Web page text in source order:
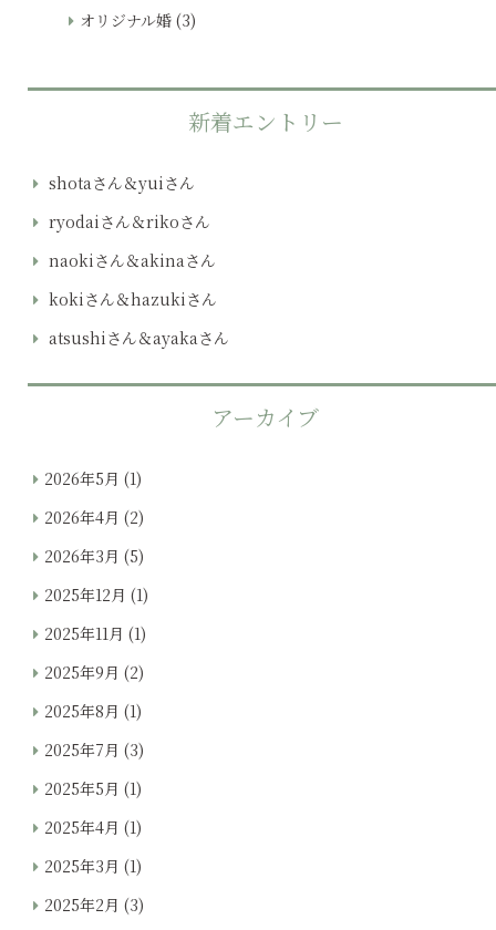
オリジナル婚(3)
新着エントリー
shotaさん＆yuiさん
ryodaiさん＆rikoさん
naokiさん＆akinaさん
kokiさん＆hazukiさん
atsushiさん＆ayakaさん
アーカイブ
2026年5月 (1)
2026年4月 (2)
2026年3月 (5)
2025年12月 (1)
2025年11月 (1)
2025年9月 (2)
2025年8月 (1)
2025年7月 (3)
2025年5月 (1)
2025年4月 (1)
2025年3月 (1)
2025年2月 (3)